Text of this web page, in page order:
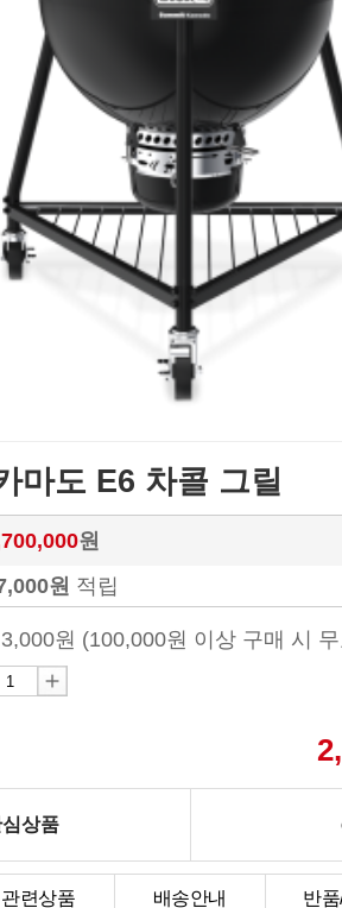
마도 E6 차콜 그릴
원
원 적립
원 (100,000원 이상 구매 시
상품
관련상품 배송안내 반